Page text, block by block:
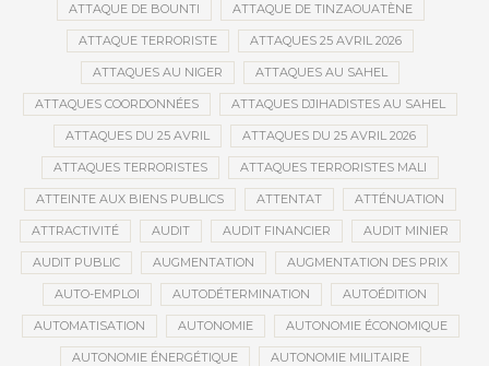
ATTAQUE DE BOUNTI ATTAQUE DE TINZAOUATÈNE
ATTAQUE TERRORISTE ATTAQUES 25 AVRIL 2026
ATTAQUES AU NIGER ATTAQUES AU SAHEL
ATTAQUES COORDONNÉES ATTAQUES DJIHADISTES AU SAHEL
ATTAQUES DU 25 AVRIL ATTAQUES DU 25 AVRIL 2026
ATTAQUES TERRORISTES ATTAQUES TERRORISTES MALI
ATTEINTE AUX BIENS PUBLICS ATTENTAT ATTÉNUATION
ATTRACTIVITÉ AUDIT AUDIT FINANCIER AUDIT MINIER
AUDIT PUBLIC AUGMENTATION AUGMENTATION DES PRIX
AUTO-EMPLOI AUTODÉTERMINATION AUTOÉDITION
AUTOMATISATION AUTONOMIE AUTONOMIE ÉCONOMIQUE
AUTONOMIE ÉNERGÉTIQUE AUTONOMIE MILITAIRE